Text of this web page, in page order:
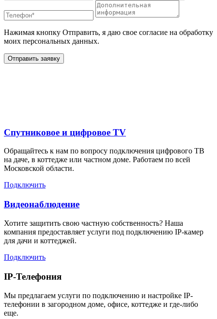
Нажимая кнопку Отправить, я даю свое согласие на обработку
моих персональных данных.
Отправить заявку
Спутниковое и цифровое TV
Обращайтесь к нам по вопросу подключения цифрового ТВ
на даче, в коттедже или частном доме. Работаем по всей
Московской области.
Подключить
Видеонаблюдение
Хотите защитить свою частную собственность? Наша
компания предоставляет услуги под подключению IP-камер
для дачи и коттеджей.
Подключить
IP-Телефония
Мы предлагаем услуги по подключению и настройке IP-
телефонии в загородном доме, офисе, коттедже и где-либо
еще.